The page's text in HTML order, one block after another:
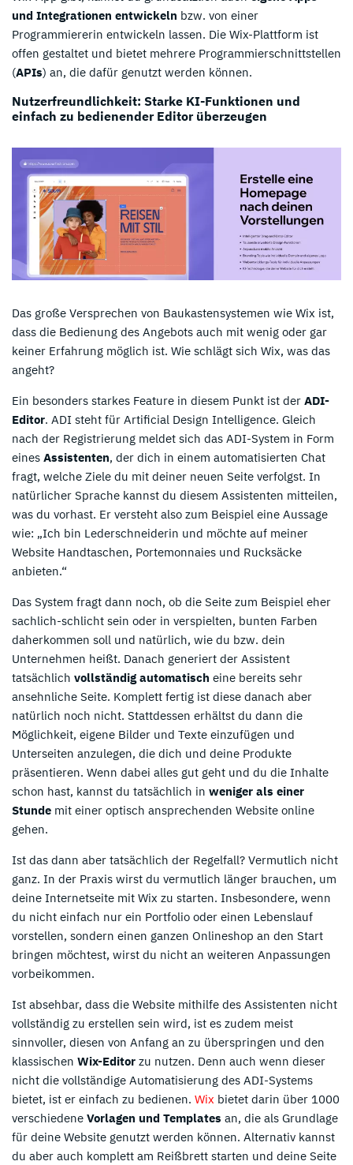
und Integrationen entwickeln bzw. von einer
Programmiererin entwickeln lassen. Die Wix-Plattform ist
offen gestaltet und bietet mehrere Programmierschnittstellen
(APIs) an, die dafür genutzt werden können.
Nutzerfreundlichkeit: Starke KI-Funktionen und
einfach zu bedienender Editor überzeugen
Das große Versprechen von Baukastensystemen wie Wix ist,
dass die Bedienung des Angebots auch mit wenig oder gar
keiner Erfahrung möglich ist. Wie schlägt sich Wix, was das
angeht?
Ein besonders starkes Feature in diesem Punkt ist der ADI-
Editor. ADI steht für Artificial Design Intelligence. Gleich
nach der Registrierung meldet sich das ADI-System in Form
eines Assistenten, der dich in einem automatisierten Chat
fragt, welche Ziele du mit deiner neuen Seite verfolgst. In
natürlicher Sprache kannst du diesem Assistenten mitteilen,
was du vorhast. Er versteht also zum Beispiel eine Aussage
wie: „Ich bin Lederschneiderin und möchte auf meiner
Website Handtaschen, Portemonnaies und Rucksäcke
anbieten.“
Das System fragt dann noch, ob die Seite zum Beispiel eher
sachlich-schlicht sein oder in verspielten, bunten Farben
daherkommen soll und natürlich, wie du bzw. dein
Unternehmen heißt. Danach generiert der Assistent
tatsächlich vollständig automatisch eine bereits sehr
ansehnliche Seite. Komplett fertig ist diese danach aber
natürlich noch nicht. Stattdessen erhältst du dann die
Möglichkeit, eigene Bilder und Texte einzufügen und
Unterseiten anzulegen, die dich und deine Produkte
präsentieren. Wenn dabei alles gut geht und du die Inhalte
schon hast, kannst du tatsächlich in weniger als einer
Stunde mit einer optisch ansprechenden Website online
gehen.
Ist das dann aber tatsächlich der Regelfall? Vermutlich nicht
ganz. In der Praxis wirst du vermutlich länger brauchen, um
deine Internetseite mit Wix zu starten. Insbesondere, wenn
du nicht einfach nur ein Portfolio oder einen Lebenslauf
vorstellen, sondern einen ganzen Onlineshop an den Start
bringen möchtest, wirst du nicht an weiteren Anpassungen
vorbeikommen.
Ist absehbar, dass die Website mithilfe des Assistenten nicht
vollständig zu erstellen sein wird, ist es zudem meist
sinnvoller, diesen von Anfang an zu überspringen und den
klassischen Wix-Editor zu nutzen. Denn auch wenn dieser
nicht die vollständige Automatisierung des ADI-Systems
bietet, ist er einfach zu bedienen. Wix bietet darin über 1000
verschiedene Vorlagen und Templates an, die als Grundlage
für deine Website genutzt werden können. Alternativ kannst
du aber auch komplett am Reißbrett starten und deine Seite